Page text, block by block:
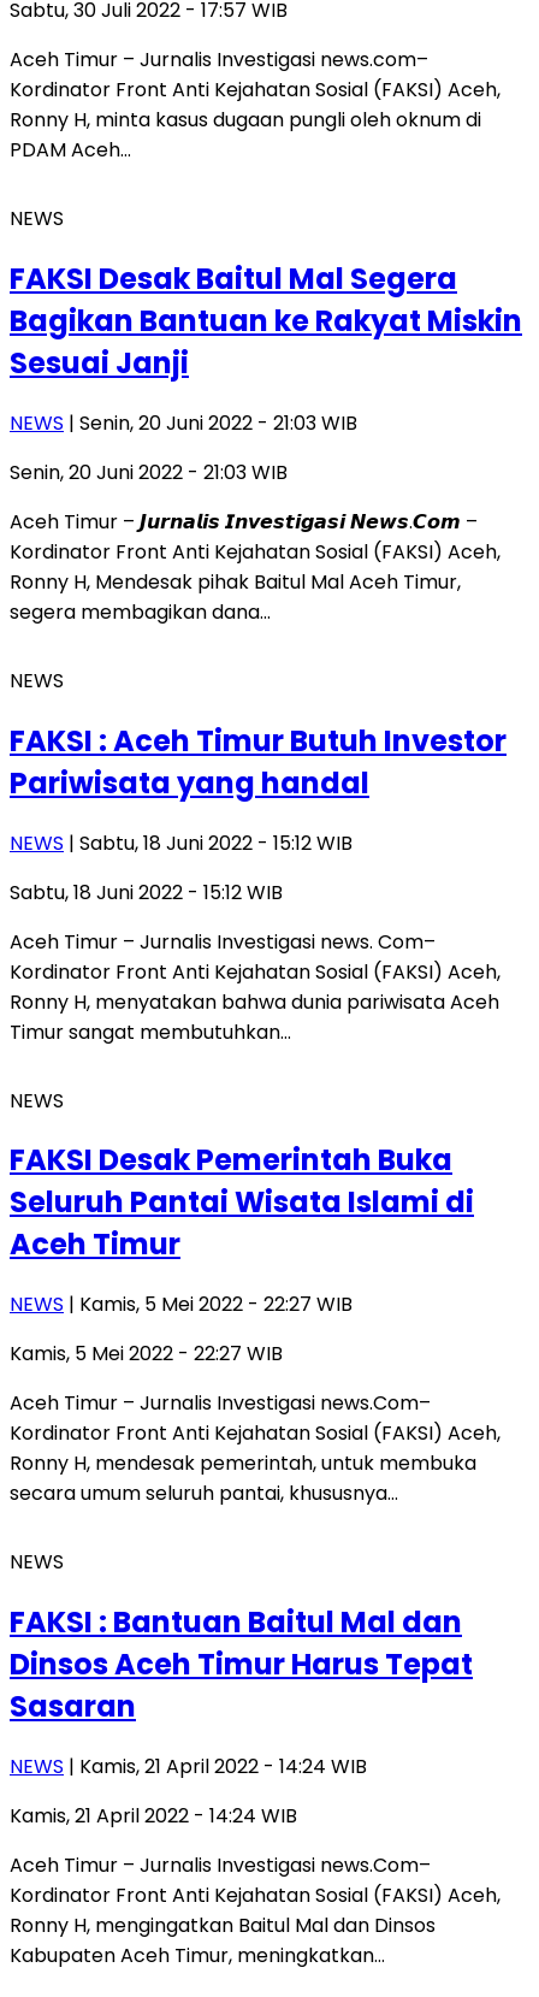
Sabtu, 30 Juli 2022 - 17:57 WIB
Aceh Timur – Jurnalis Investigasi news.com–
Kordinator Front Anti Kejahatan Sosial (FAKSI) Aceh,
Ronny H, minta kasus dugaan pungli oleh oknum di
PDAM Aceh…
NEWS
FAKSI Desak Baitul Mal Segera
Bagikan Bantuan ke Rakyat Miskin
Sesuai Janji
NEWS | Senin, 20 Juni 2022 - 21:03 WIB
Senin, 20 Juni 2022 - 21:03 WIB
Aceh Timur – 𝙅𝙪𝙧𝙣𝙖𝙡𝙞𝙨 𝙄𝙣𝙫𝙚𝙨𝙩𝙞𝙜𝙖𝙨𝙞 𝙉𝙚𝙬𝙨.𝘾𝙤𝙢 –
Kordinator Front Anti Kejahatan Sosial (FAKSI) Aceh,
Ronny H, Mendesak pihak Baitul Mal Aceh Timur,
segera membagikan dana…
NEWS
FAKSI : Aceh Timur Butuh Investor
Pariwisata yang handal
NEWS | Sabtu, 18 Juni 2022 - 15:12 WIB
Sabtu, 18 Juni 2022 - 15:12 WIB
Aceh Timur – Jurnalis Investigasi news. Com–
Kordinator Front Anti Kejahatan Sosial (FAKSI) Aceh,
Ronny H, menyatakan bahwa dunia pariwisata Aceh
Timur sangat membutuhkan…
NEWS
FAKSI Desak Pemerintah Buka
Seluruh Pantai Wisata Islami di
Aceh Timur
NEWS | Kamis, 5 Mei 2022 - 22:27 WIB
Kamis, 5 Mei 2022 - 22:27 WIB
Aceh Timur – Jurnalis Investigasi news.Com–
Kordinator Front Anti Kejahatan Sosial (FAKSI) Aceh,
Ronny H, mendesak pemerintah, untuk membuka
secara umum seluruh pantai, khususnya…
NEWS
FAKSI : Bantuan Baitul Mal dan
Dinsos Aceh Timur Harus Tepat
Sasaran
NEWS | Kamis, 21 April 2022 - 14:24 WIB
Kamis, 21 April 2022 - 14:24 WIB
Aceh Timur – Jurnalis Investigasi news.Com–
Kordinator Front Anti Kejahatan Sosial (FAKSI) Aceh,
Ronny H, mengingatkan Baitul Mal dan Dinsos
Kabupaten Aceh Timur, meningkatkan…